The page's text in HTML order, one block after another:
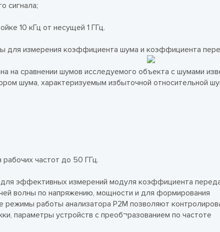
сигнала;
10 кГц от несущей 1 ГГц.
для измерения коэффициента шума и коэффициента
на сравнении шумов исследуемого объекта с шумами
шума, характеризуемым избыточной относительной
частот до 50 ГГц.
эффективных измерений модуля коэффициента
волны по напряжению, мощности и для формирования
режимы работы анализатора Р2М позволяют
параметры устройств с преоб¬разованием по частоте